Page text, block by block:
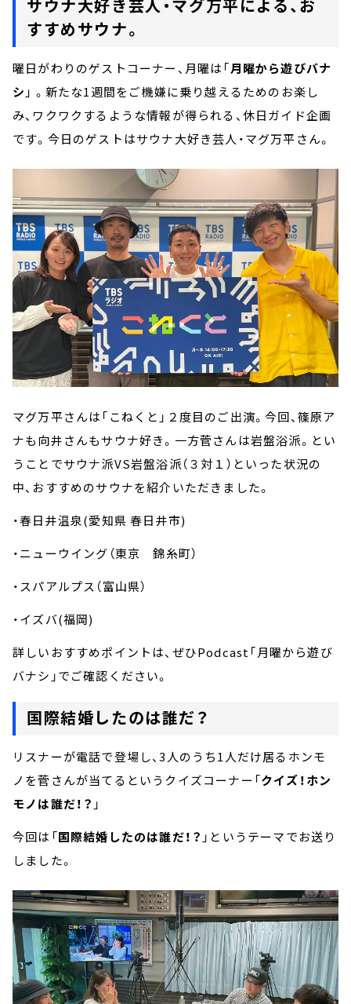
サウナ大好き芸人・マグ万平による、お
すすめサウナ。
曜日がわりのゲストコーナー、月曜は「月曜から遊びバナ
シ 」 。新たな1週間をご機嫌に乗り越えるためのお楽し
み、ワクワクするような情報が得られる、休⽇ガイド企画
です。今日のゲストはサウナ大好き芸人・マグ万平さん。
マグ万平さんは「こねくと」２度目のご出演。今回、篠原ア
ナも向井さんもサウナ好き。一方菅さんは岩盤浴派。とい
うことでサウナ派VS岩盤浴派（３対１）といった状況の
中、おすすめのサウナを紹介いただきました。
・春日井温泉(愛知県 春日井市)
・ニューウイング（東京 錦糸町）
・スパアルプス（富山県）
・イズバ(福岡)
詳しいおすすめポイントは、ぜひPodcast「月曜から遊び
バナシ」でご確認ください。
国際結婚したのは誰だ？
リスナーが電話で登場し、3人のうち1人だけ居るホンモ
ノを菅さんが当てるというクイズコーナー「クイズ！ホン
モノは誰だ！？ 」
今回は「国際結婚したのは誰だ！？ 」というテーマでお送り
しました。